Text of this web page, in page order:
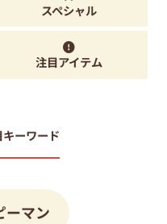
スペシャル
注目アイテム
ーワード
ーマン